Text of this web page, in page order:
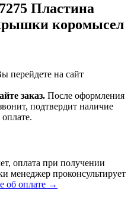
Пластина
коромысел
перейдете на сайт
заказ. После оформления
подтвердит наличие
оплата при получении
менеджер проконсультирует
об оплате →